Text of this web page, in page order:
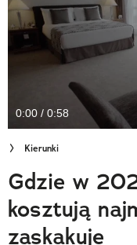
PODCASTY
Sklep
Cuda Polski
Wielki Konkurs
Trendbook Podróżniczy
Polecane
0:00 / 0:58
Kierunki
Gdzie w
kosztują
zaskakuje